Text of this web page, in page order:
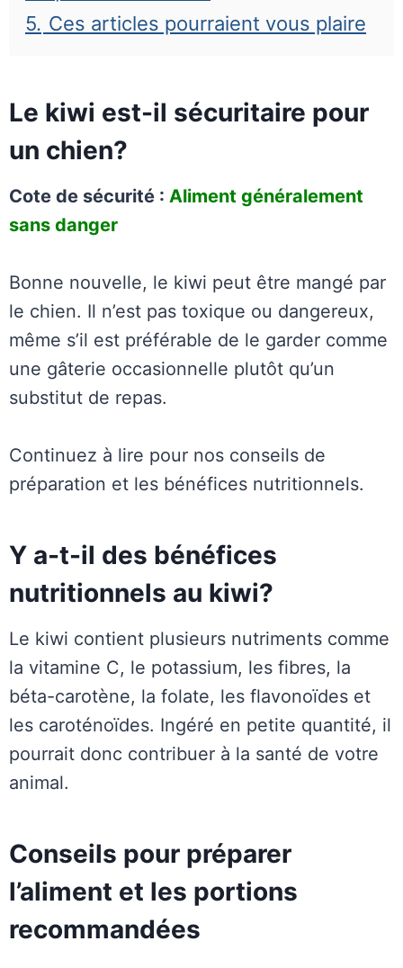
5. Ces articles pourraient vous plaire
Le kiwi est-il sécuritaire pour
un chien?
Cote de sécurité : Aliment généralement
sans danger
Bonne nouvelle, le kiwi peut être mangé par
le chien. Il n’est pas toxique ou dangereux,
même s’il est préférable de le garder comme
une gâterie occasionnelle plutôt qu’un
substitut de repas.
Continuez à lire pour nos conseils de
préparation et les bénéfices nutritionnels.
Y a-t-il des bénéfices
nutritionnels au kiwi?
Le kiwi contient plusieurs nutriments comme
la vitamine C, le potassium, les fibres, la
béta-carotène, la folate, les flavonoïdes et
les caroténoïdes. Ingéré en petite quantité, il
pourrait donc contribuer à la santé de votre
animal.
Conseils pour préparer
l’aliment et les portions
recommandées